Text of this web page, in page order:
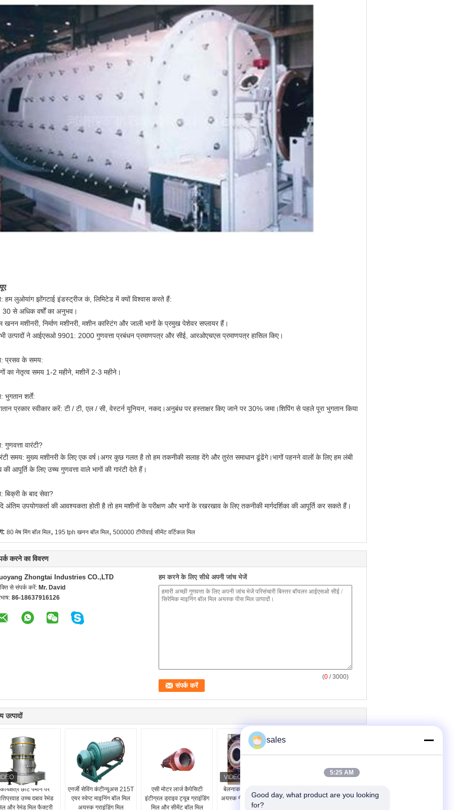
हम लुओयांग झोंगटाई इंडस्ट्रीज कं, लिमिटेड में क्यों विश्वास करते हैं:
30 से अधिक वर्षों का अनुभव।
खनन मशीनरी, निर्माण मशीनरी, मशीन कास्टिंग और जाली भागों के प्रमुख पेशेवर सप्लायर हैं।
उत्पादों ने आईएसओ 9901: 2000 गुणवत्ता प्रबंधन प्रमाणपत्र और सीई, आरओएचएस प्रमाणपत्र हासिल किए।
प्रसव के समय:
का नेतृत्व समय 1-2 महीने, मशीनें 2-3 महीने।
भुगतान शर्तें:
प्रकार स्वीकार करें: टी / टी, एल / सी, वेस्टर्न यूनियन, नकद।अनुबंध पर हस्ताक्षर किए जाने पर 30% जमा।शिपिंग से पहले पूरा भुगतान किया
गुणवत्ता वारंटी?
समय: मुख्य मशीनरी के लिए एक वर्ष।अगर कुछ गलत है तो हम तकनीकी सलाह देंगे और तुरंत समाधान ढूंढेंगे।भागों पहनने वालों के लिए हम लंबी
की आपूर्ति के लिए उच्च गुणवत्ता वाले भागों की गारंटी देते हैं।
बिक्री के बाद सेवा?
अंतिम उपयोगकर्ता की आवश्यकता होती है तो हम मशीनों के परीक्षण और भागों के रखरखाव के लिए तकनीकी मार्गदर्शिका की आपूर्ति कर सकते हैं।
80 मेष मिंग बॉल मिल, 195 tph खनन बॉल मिल, 500000 टीपीवाई सीमेंट वर्टिकल मिल
करने का विवरण
Zhongtai Industries CO.,LTD
से संपर्क करें: Mr. David
86-18637916126
हम करने के लिए सीधे अपनी जांच भेजें
(0 / 3000)
उत्पादों
कार्यक्षेत्र छोटे पैमाने पर
उच्च दबाव रेमंड
और रेमंड मिल फैक्टरी
एनर्जी सेविंग कंटीन्यूअस 215T
एयर स्वेप्ट माइनिंग बॉल मिल
अयस्क ग्राइंडिंग मिल
एसी मोटर लार्ज कैपेसिटी
इंटीग्रल ड्राइव ट्यूब ग्राइंडिंग
मिल और सीमेंट बॉल मिल
बेलनाकार पीएलसी नियंत्रण
अयस्क गीला पत्थर पीस खनन
गेंद मिल
150 टीपीएच रॉड मिल और रेत
sales
5:25 AM
Good day, what product are you looking
for?